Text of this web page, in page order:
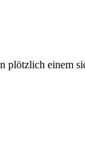
einem